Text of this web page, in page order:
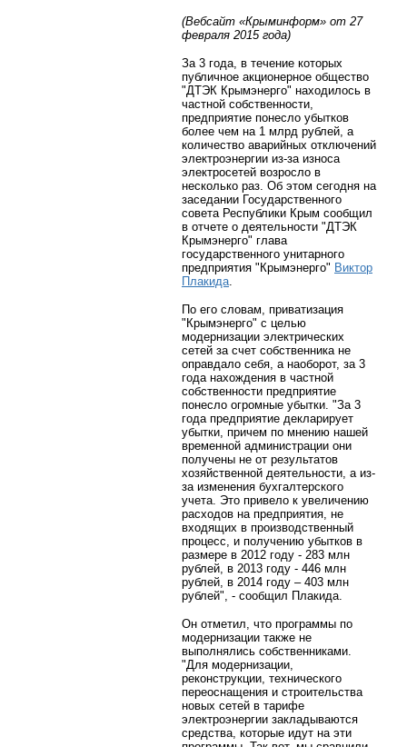
(Вебсайт «Крыминформ» от 27
февраля 2015 года)
За 3 года, в течение которых
публичное акционерное общество
"ДТЭК Крымэнерго" находилось в
частной собственности,
предприятие понесло убытков
более чем на 1 млрд рублей, а
количество аварийных отключений
электроэнергии из-за износа
электросетей возросло в
несколько раз. Об этом сегодня на
заседании Государственного
совета Республики Крым сообщил
в отчете о деятельности "ДТЭК
Крымэнерго" глава
государственного унитарного
предприятия "Крымэнерго" Виктор
Плакида
По его словам, приватизация
"Крымэнерго" с целью
модернизации электрических
сетей за счет собственника не
оправдало себя, а наоборот, за 3
года нахождения в частной
собственности предприятие
понесло огромные убытки. "За 3
года предприятие декларирует
убытки, причем по мнению нашей
временной администрации они
получены не от результатов
хозяйственной деятельности, а из-
за изменения бухгалтерского
учета. Это привело к увеличению
расходов на предприятия, не
входящих в производственный
процесс, и получению убытков в
размере в 2012 году - 283 млн
рублей, в 2013 году - 446 млн
рублей, в 2014 году – 403 млн
рублей", - сообщил Плакида.
Он отметил, что программы по
модернизации также не
выполнялись собственниками.
"Для модернизации,
реконструкции, технического
переоснащения и строительства
новых сетей в тарифе
электроэнергии закладываются
средства, которые идут на эти